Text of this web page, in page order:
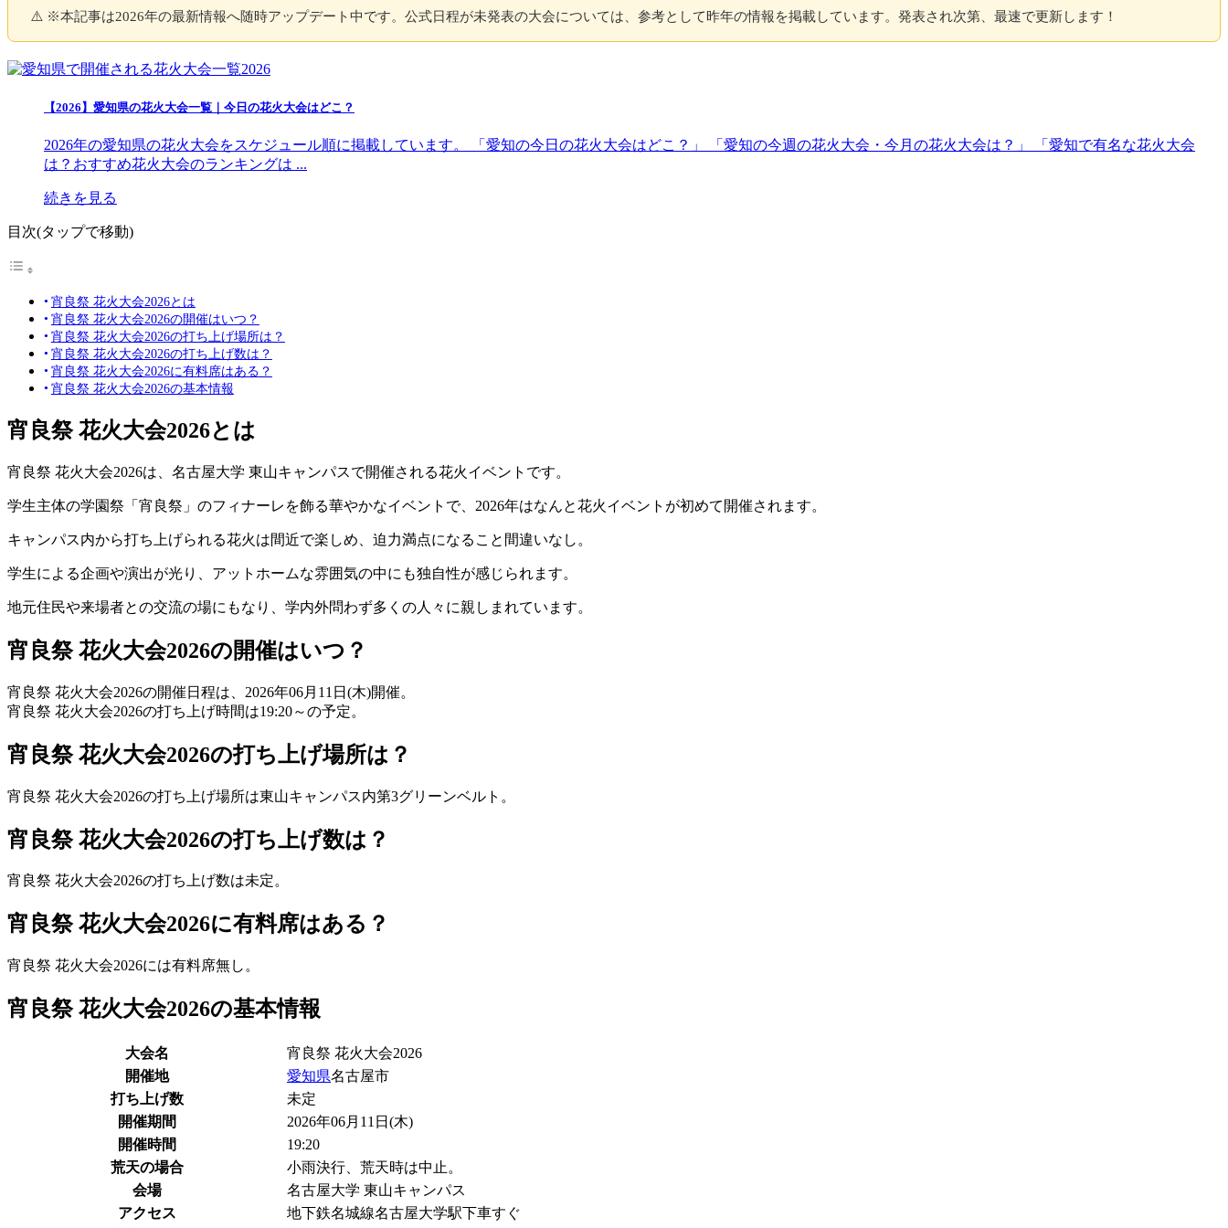
⚠️ ※本記事は2026年の最新情報へ随時アップデート中です。公式日程が未発表の大会については、参考として昨年の情報を掲載しています。発表され次第、最速で更新します！
【2026】愛知県の花火大会一覧｜今日の花火大会はどこ？
2026年の愛知県の花火大会をスケジュール順に掲載しています。 「愛知の今日の花火大会はどこ？」 「愛知の今週の花火大会・今月の花火大会は？」 「愛知で有名な花火大会
は？おすすめ花火大会のランキングは ...
続きを見る
目次(タップで移動)
宵良祭 花火大会2026とは
宵良祭 花火大会2026の開催はいつ？
宵良祭 花火大会2026の打ち上げ場所は？
宵良祭 花火大会2026の打ち上げ数は？
宵良祭 花火大会2026に有料席はある？
宵良祭 花火大会2026の基本情報
宵良祭 花火大会2026とは
宵良祭 花火大会2026は、 名古屋大学 東山キャンパスで開催される花火イベントです。
学生主体の学園祭「宵良祭」のフィナーレを飾る華やかなイベントで、2026年はなんと花火イベントが初めて開催されます。
キャンパス内から打ち上げられる花火は間近で楽しめ、迫力満点になること間違いなし。
学生による企画や演出が光り、アットホームな雰囲気の中にも独自性が感じられます。
地元住民や来場者との交流の場にもなり、学内外問わず多くの人々に親しまれています。
宵良祭 花火大会2026の開催はいつ？
宵良祭 花火大会2026の開催日程は、 2026年06月11日(木)開催。
宵良祭 花火大会2026の打ち上げ時間は19:20～の予定。
宵良祭 花火大会2026の打ち上げ場所は？
宵良祭 花火大会2026の打ち上げ場所は東山キャンパス内第3グリーンベルト 。
宵良祭 花火大会2026の打ち上げ数は？
宵良祭 花火大会2026の打ち上げ数は未定。
宵良祭 花火大会2026に有料席はある？
宵良祭 花火大会2026には有料席無し。
宵良祭 花火大会2026の基本情報
大会名
宵良祭 花火大会2026
開催地
愛知県名古屋市
打ち上げ数
未定
開催期間
2026年06月11日(木)
開催時間
19:20
荒天の場合
小雨決行、荒天時は中止。
会場
名古屋大学 東山キャンパス
アクセス
地下鉄名城線名古屋大学駅下車すぐ